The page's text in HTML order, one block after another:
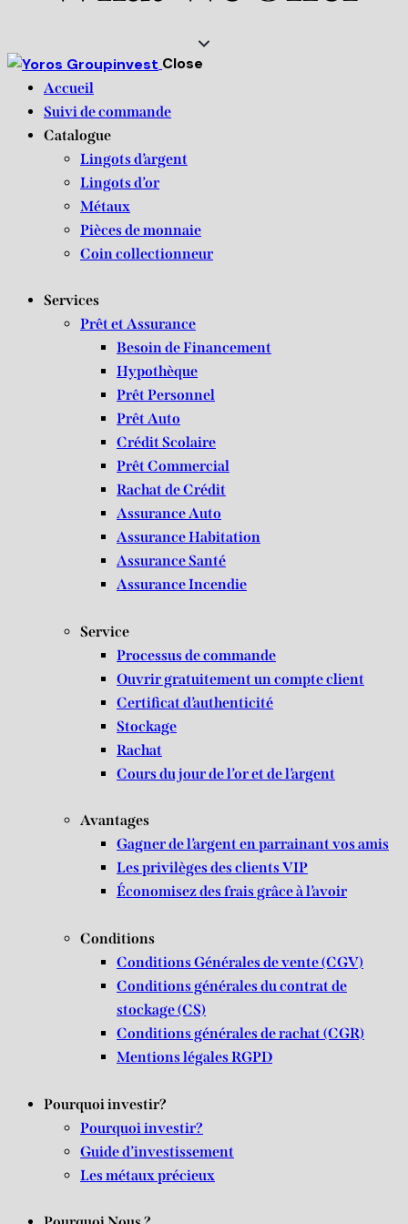
Close
Accueil
Suivi de commande
Catalogue
Lingots d’argent
Lingots d’or
Métaux
Pièces de monnaie
Coin collectionneur
Services
Prêt et Assurance
Besoin de Financement
Hypothèque
Prêt Personnel
Prêt Auto
Crédit Scolaire
Prêt Commercial
Rachat de Crédit
Assurance Auto
Assurance Habitation
Assurance Santé
Assurance Incendie
Service
Processus de commande
Ouvrir gratuitement un compte client
Certificat d’authenticité
Stockage
Rachat
Cours du jour de l’or et de l’argent
Avantages
Gagner de l’argent en parrainant vos amis
Les privilèges des clients VIP
Économisez des frais grâce à l’avoir
Conditions
Conditions Générales de vente (CGV)
Conditions générales du contrat de
stockage (CS)
Conditions générales de rachat (CGR)
Mentions légales RGPD
Pourquoi investir?
Pourquoi investir?
Guide d’investissement
Les métaux précieux